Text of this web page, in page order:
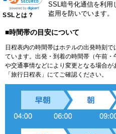
SSLとは？
SSL暗号化通信を利用
盗用を防いでいます。
■時間帯の目安について
日程表内の時間帯はホテルの出発時刻
ています。出発・到着の時間帯（午前
や交通事情などにより変更となる場合
「旅行日程表」にてご確認ください。